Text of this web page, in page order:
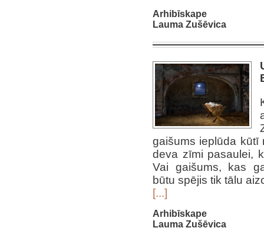
Arhibīskape
Lauma Zušēvica
gaišums ieplūda kūtī
deva zīmi pasaulei,
Vai gaišums, kas
būtu spējis tik tālu
[...]
Arhibīskape
Lauma Zušēvica